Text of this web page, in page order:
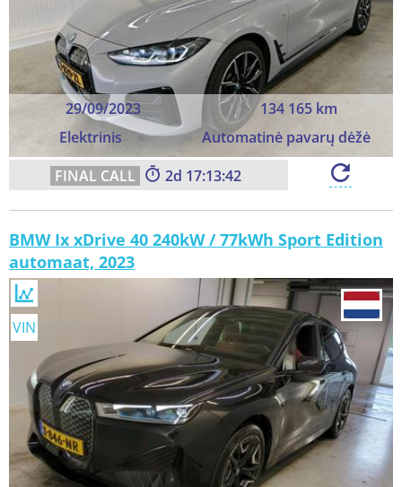
29/09/2023
134 165 km
Elektrinis
Automatinė pavarų dėžė
2 17:13:40
BMW Ix xDrive 40 240kW / 77kWh Sport Edition
automaat, 2023
VIN